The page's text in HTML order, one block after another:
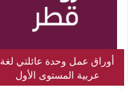
أوراق عمل وحدة عائلتي لغة
عربية المستوى الأول